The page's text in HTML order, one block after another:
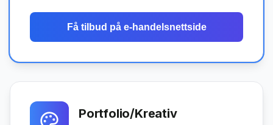
Få tilbud på e-handelsnettside
Portfolio/Kreativ